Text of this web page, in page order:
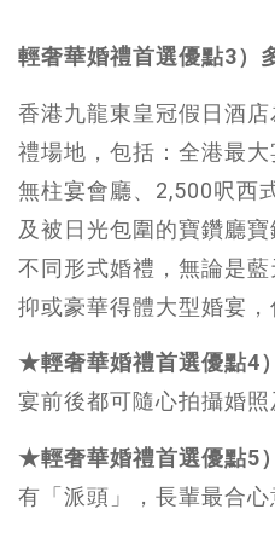
輕奢華婚禮首選優點3）
香港九龍東皇冠假日酒
禮場地，包括：全港最
無柱宴會廳、2,500呎西
及被日光包圍的寶鑽廳
不同形式婚禮，無論是藍
抑或豪華得體大型婚宴，
★輕奢華婚禮首選優點4）
宴前後都可隨心拍攝婚
★輕奢華婚禮首選優點5）
有「派頭」，長輩最合心